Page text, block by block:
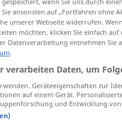
eintragenin AKK
sich eintragen
ansonsten auf „Fortfahren ohne
unserer Webseite widerrufen.
möchten, klicken Sie einfach
Datenverarbeitung entnehmen Sie
.
verarbeiten Daten, um
Geräteeigenschaften zur
auf einem Gerät.
und Entwicklung